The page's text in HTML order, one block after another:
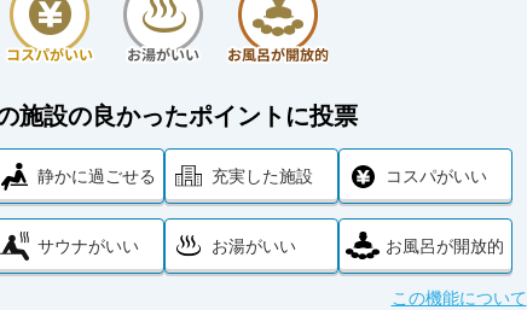
施設の良かったポイントに投票
静かに過ごせる 充実した施設 コスパがいい
サウナがいい お湯がいい お風呂が開放的
この機能について